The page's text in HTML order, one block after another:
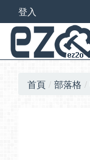
登入
首頁 部落格